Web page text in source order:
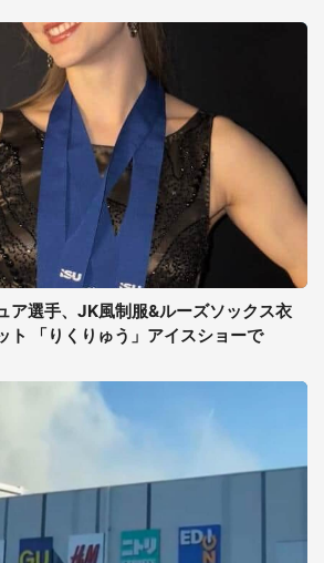
ア選手、JK風制服&ルーズソックス衣
ト 「りくりゅう」アイスショーで